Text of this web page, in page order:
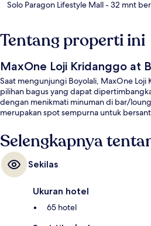
Solo Paragon Lifestyle Mall- 32 mnt
Tentang properti ini
MaxOne Loji Kridanggo at
Saat mengunjungi Boyolali, MaxOne Loji
pilihan bagus yang dapat
dengan menikmati minuman di bar/
merupakan spot sempurna untuk
Selengkapnya
Sekilas
Ukuran hotel
65 hotel